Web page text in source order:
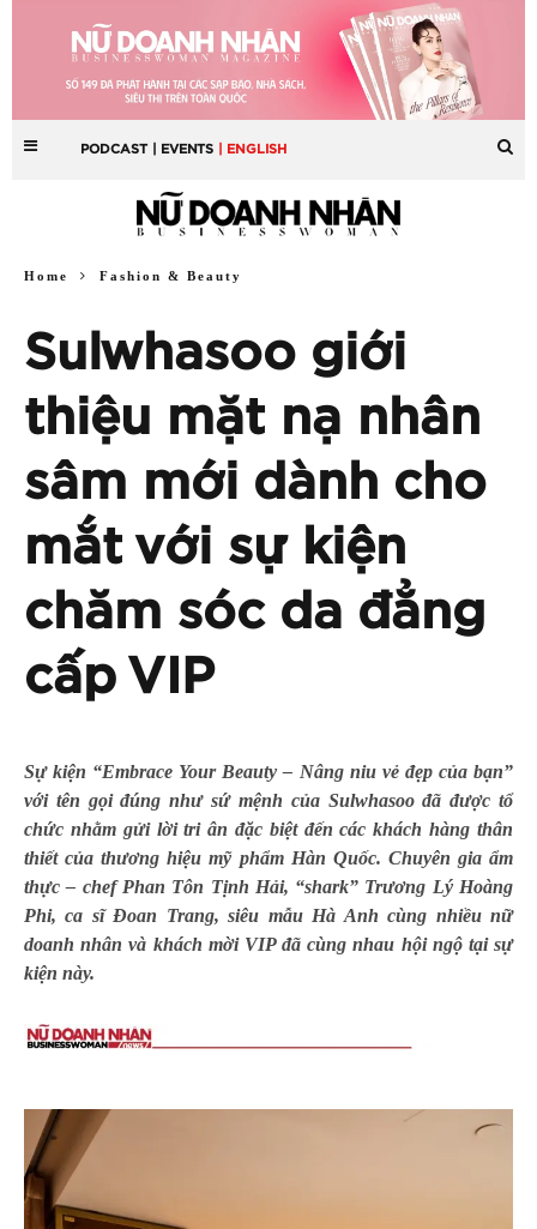
PODCAST | EVENTS | ENGLISH
Home Fashion & Beauty
Sulwhasoo giới
thiệu mặt nạ nhân
sâm mới dành cho
mắt với sự kiện
chăm sóc da đẳng
cấp VIP
Sự kiện “Embrace Your Beauty – Nâng niu vẻ đẹp của bạn”
với tên gọi đúng như sứ mệnh của Sulwhasoo đã được tổ
chức nhằm gửi lời tri ân đặc biệt đến các khách hàng thân
thiết của thương hiệu mỹ phẩm Hàn Quốc. Chuyên gia ẩm
thực – chef Phan Tôn Tịnh Hải, “shark” Trương Lý Hoàng
Phi, ca sĩ Đoan Trang, siêu mẫu Hà Anh cùng nhiều nữ
doanh nhân và khách mời VIP đã cùng nhau hội ngộ tại sự
kiện này.